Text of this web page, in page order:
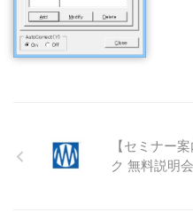
【セミナー
ク 無料説明